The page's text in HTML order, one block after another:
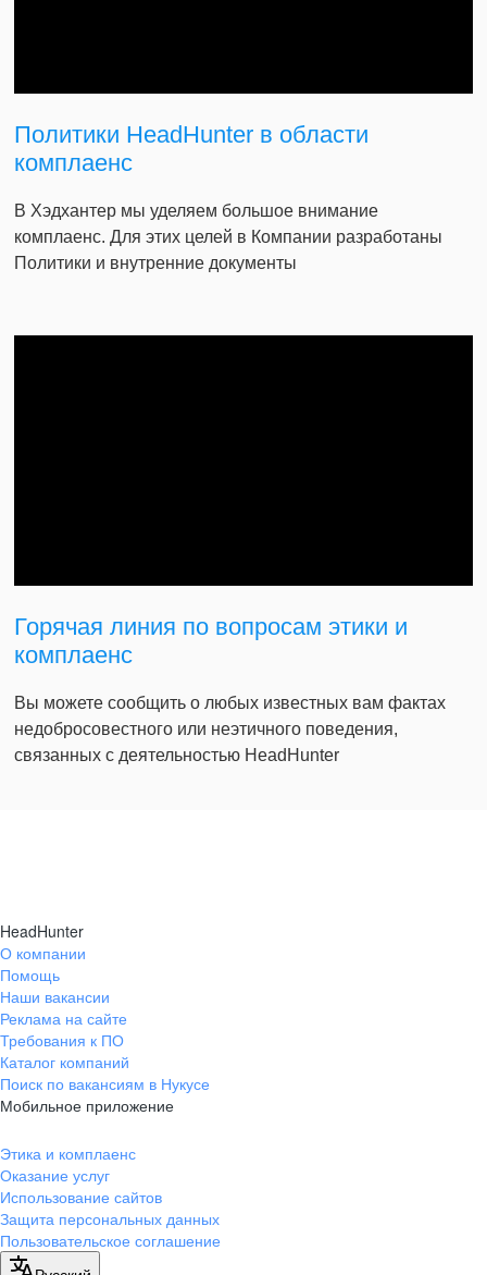
Политики HeadHunter в области
комплаенс
В Хэдхантер мы уделяем большое внимание
комплаенс. Для этих целей в Компании разработаны
Политики и внутренние документы
Горячая линия по вопросам этики и
комплаенс
Вы можете сообщить о любых известных вам фактах
недобросовестного или неэтичного поведения,
связанных с деятельностью HeadHunter
HeadHunter
О компании
Помощь
Наши вакансии
Реклама на сайте
Требования к ПО
Каталог компаний
Поиск по вакансиям в Нукусе
Мобильное приложение
Этика и комплаенс
Оказание услуг
Использование сайтов
Защита персональных данных
Пользовательское соглашение